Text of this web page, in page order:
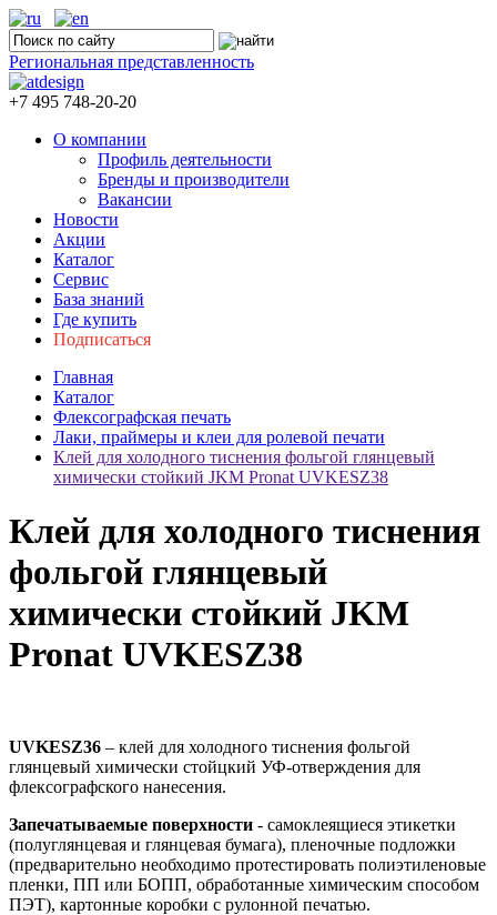
Региональная представленность
+7 495 748-20-20
О компании
Профиль деятельности
Бренды и производители
Вакансии
Новости
Акции
Каталог
Сервис
База знаний
Где купить
Подписаться
Главная
Каталог
Флексографская печать
Лаки, праймеры и клеи для ролевой печати
Клей для холодного тиснения фольгой глянцевый
химически стойкий JKM Pronat UVKESZ38
Клей для холодного тиснения
фольгой глянцевый
химически стойкий JKM
Pronat UVKESZ38
UVKESZ36 – клей для холодного тиснения фольгой
глянцевый химически стойцкий УФ-отверждения для
флексографского нанесения.
Запечатываемые поверхности - самоклеящиеся этикетки
(полуглянцевая и глянцевая бумага), пленочные подложки
(предварительно необходимо протестировать полиэтиленовые
пленки, ПП или БОПП, обработанные химическим способом
ПЭТ), картонные коробки с рулонной печатью.